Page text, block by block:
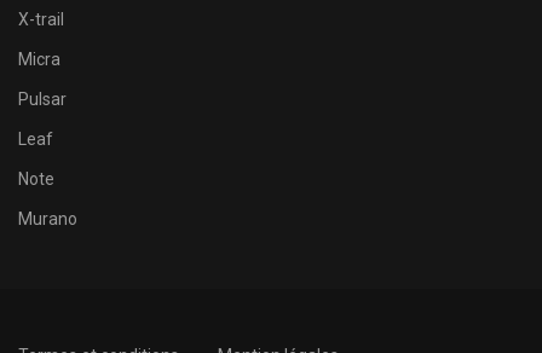
X-trail
Micra
Pulsar
Leaf
Note
Murano